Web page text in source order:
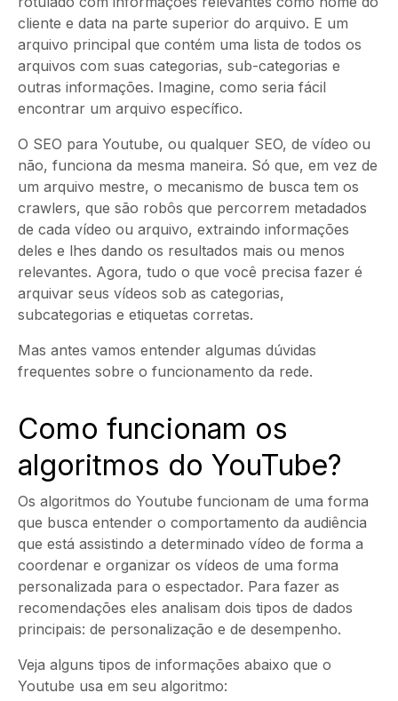
cliente e data na parte superior do arquivo. E um
arquivo principal que contém uma lista de todos os
arquivos com suas categorias, sub-categorias e
outras informações. Imagine, como seria fácil
encontrar um arquivo específico.
O SEO para Youtube, ou qualquer SEO, de vídeo ou
não, funciona da mesma maneira. Só que, em vez de
um arquivo mestre, o mecanismo de busca tem os
crawlers, que são robôs que percorrem metadados
de cada vídeo ou arquivo, extraindo informações
deles e lhes dando os resultados mais ou menos
relevantes. Agora, tudo o que você precisa fazer é
arquivar seus vídeos sob as categorias,
subcategorias e etiquetas corretas.
Mas antes vamos entender algumas dúvidas
frequentes sobre o funcionamento da rede.
Como funcionam os
algoritmos do YouTube?
Os algoritmos do Youtube funcionam de uma forma
que busca entender o comportamento da audiência
que está assistindo a determinado vídeo de forma a
coordenar e organizar os vídeos de uma forma
personalizada para o espectador. Para fazer as
recomendações eles analisam dois tipos de dados
principais: de personalização e de desempenho.
Veja alguns tipos de informações abaixo que o
Youtube usa em seu algoritmo: